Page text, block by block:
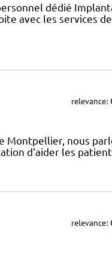
dédié
avec les services de
relevance:
Montpellier, nous
d'aider les
relevance: